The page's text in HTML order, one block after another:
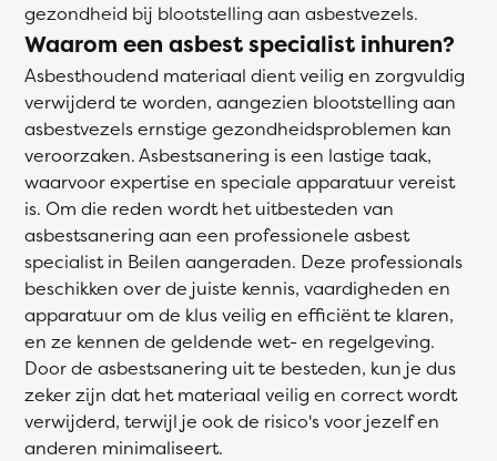
gezondheid bij blootstelling aan asbestvezels.
Waarom een asbest specialist inhuren?
Asbesthoudend materiaal dient veilig en zorgvuldig
verwijderd te worden, aangezien blootstelling aan
asbestvezels ernstige gezondheidsproblemen kan
veroorzaken. Asbestsanering is een lastige taak,
waarvoor expertise en speciale apparatuur vereist
is. Om die reden wordt het uitbesteden van
asbestsanering aan een professionele asbest
specialist in Beilen aangeraden. Deze professionals
beschikken over de juiste kennis, vaardigheden en
apparatuur om de klus veilig en efficiënt te klaren,
en ze kennen de geldende wet- en regelgeving.
Door de asbestsanering uit te besteden, kun je dus
zeker zijn dat het materiaal veilig en correct wordt
verwijderd, terwijl je ook de risico's voor jezelf en
anderen minimaliseert.